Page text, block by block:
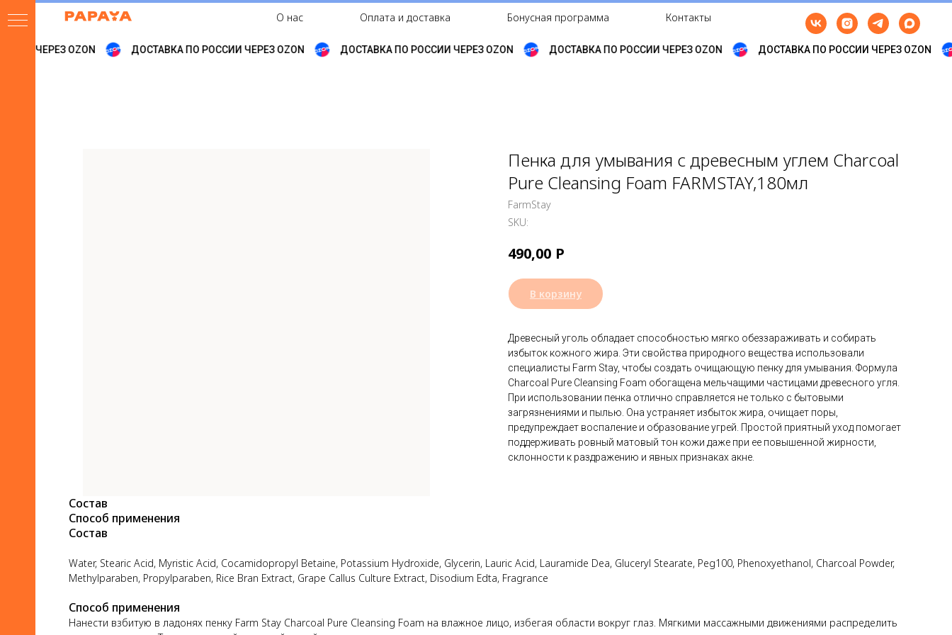
О нас Оплата и доставка Бонусная программа Контакты
ЧЕРЕЗ OZON ДОСТАВКА ПО РОССИИ ЧЕРЕЗ OZON ДОСТАВКА ПО РОССИИ ЧЕРЕЗ OZON ДОСТАВКА ПО РОССИИ ЧЕРЕЗ OZON ДОСТАВКА ПО РОССИИ ЧЕРЕЗ OZON
Пенка для умывания с древесным углем Charcoal
Pure Cleansing Foam FARMSTAY,180мл
FarmStay
SKU:
490,00 Р
В корзину
Древесный уголь обладает способностью мягко обеззараживать и собирать
избыток кожного жира. Эти свойства природного вещества использовали
специалисты Farm Stay, чтобы создать очищающую пенку для умывания. Формула
Charcoal Pure Cleansing Foam обогащена мельчащими частицами древесного угля.
При использовании пенка отлично справляется не только с бытовыми
загрязнениями и пылью. Она устраняет избыток жира, очищает поры,
предупреждает воспаление и образование угрей. Простой приятный уход помогает
поддерживать ровный матовый тон кожи даже при ее повышенной жирности,
склонности к раздражению и явных признаках акне.
Состав
Способ применения
Состав
Water, Stearic Acid, Myristic Acid, Cocamidopropyl Betaine, Potassium Hydroxide, Glycerin, Lauric Acid, Lauramide Dea, Gluceryl Stearate, Peg100, Phenoxyethanol, Charcoal Powder,
Methylparaben, Propylparaben, Rice Bran Extract, Grape Callus Culture Extract, Disodium Edta, Fragrance
Способ применения
Нанести взбитую в ладонях пенку Farm Stay Charcoal Pure Cleansing Foam на влажное лицо, избегая области вокруг глаз. Мягкими массажными движениями распределить